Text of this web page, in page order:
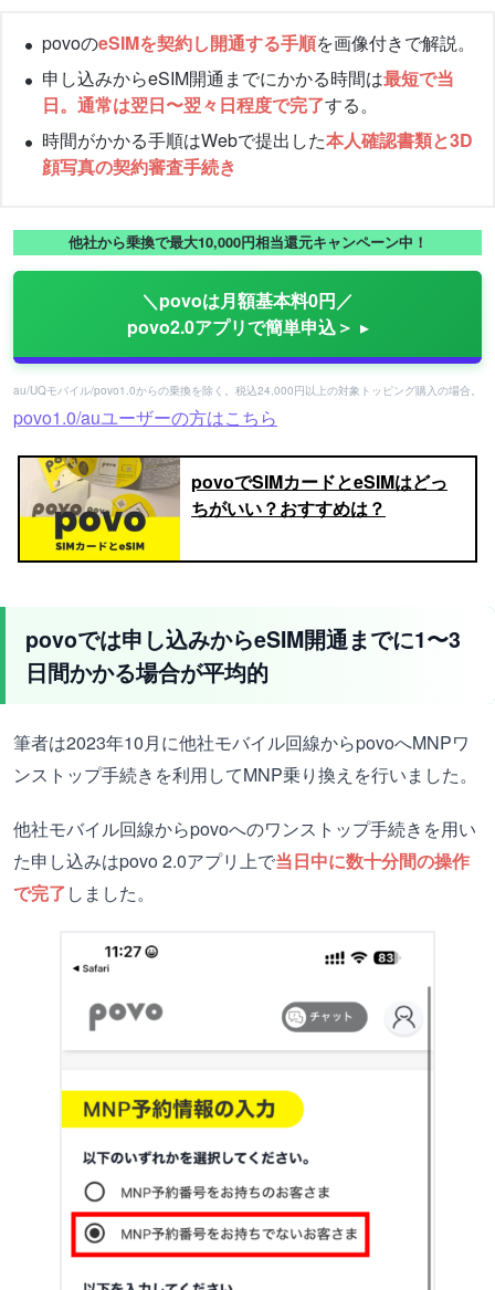
povoのeSIMを契約し開通する手順を画像付きで解説。
申し込みからeSIM開通までにかかる時間は最短で当
日。通常は翌日〜翌々日程度で完了する。
時間がかかる手順はWebで提出した本人確認書類と3D
顔写真の契約審査手続き
他社から乗換で最大10,000円相当還元キャンペーン中！
＼povoは月額基本料0円／
povo2.0アプリで簡単申込＞
au/UQモバイル/povo1.0からの乗換を除く。税込24,000円以上の対象トッピング購入の場合。
povo1.0/auユーザーの方はこちら
povoでSIMカードとeSIMはどっ
ちがいい？おすすめは？
povoでは申し込みからeSIM開通までに1〜3
日間かかる場合が平均的
筆者は2023年10月に他社モバイル回線からpovoへMNPワ
ンストップ手続きを利用してMNP乗り換えを行いました。
他社モバイル回線からpovoへのワンストップ手続きを用い
た申し込みはpovo 2.0アプリ上で当日中に数十分間の操作
で完了しました。